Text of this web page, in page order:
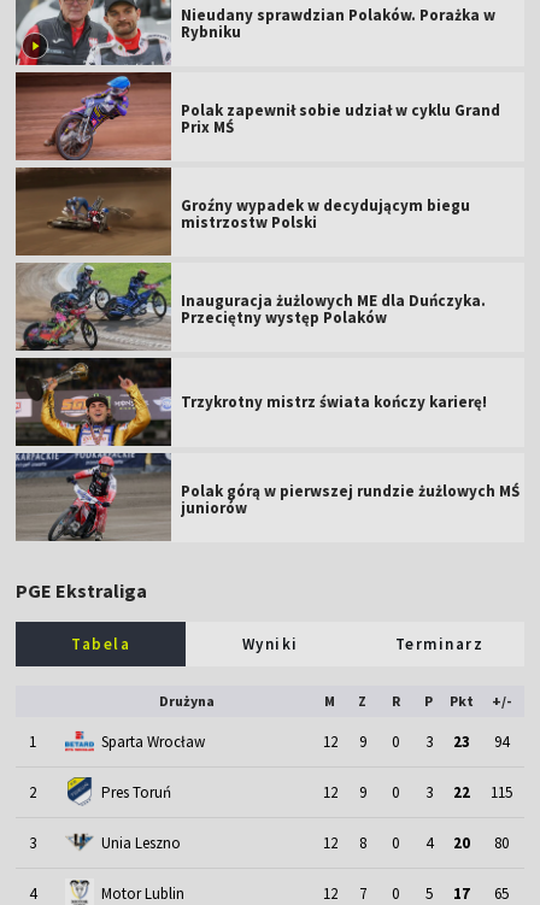
Nieudany sprawdzian Polaków. Porażka w
Rybniku
Polak zapewnił sobie udział w cyklu Grand
Prix MŚ
Groźny wypadek w decydującym biegu
mistrzostw Polski
Inauguracja żużlowych ME dla Duńczyka.
Przeciętny występ Polaków
Trzykrotny mistrz świata kończy karierę!
Polak górą w pierwszej rundzie żużlowych MŚ
juniorów
PGE Ekstraliga
Tabela Wyniki Terminarz
Drużyna M Z R P Pkt +/-
1 Sparta Wrocław 12 9 0 3 23 94
2 Pres Toruń 12 9 0 3 22 115
3 Unia Leszno 12 8 0 4 20 80
4 Motor Lublin 12 7 0 5 17 65